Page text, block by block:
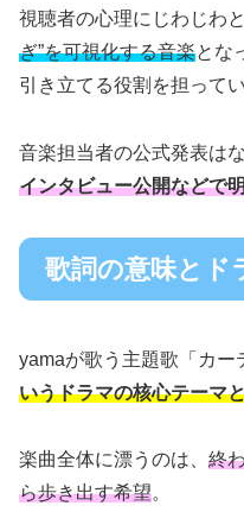
視聴者の心理にじわじわ
ぎ”を可視化する音楽とな
引き立てる役割を担ってい
音楽担当者の公式発表は
インタビュー公開などで
歌詞の意味とド
yamaが歌う主題歌「カー
いうドラマの核心テーマ
楽曲全体に漂うのは、 終
ら歩き出す希望。